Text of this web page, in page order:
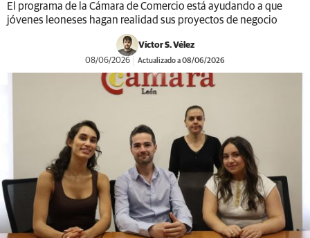
El programa de la Cámara de Comercio está ayudando a que
jóvenes leoneses hagan realidad sus proyectos de negocio
Víctor S. Vélez
08/06/2026 Actualizado a 08/06/2026